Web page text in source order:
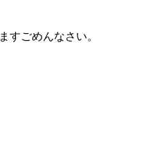
すごめんなさい。